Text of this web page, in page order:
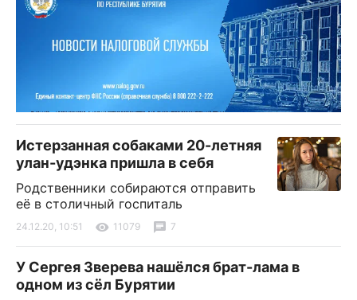
Истерзанная собаками 20-летняя
улан-удэнка пришла в себя
Родственники собираются отправить
её в столичный госпиталь
24.12.20, 10:51 11079 7
У Сергея Зверева нашёлся брат-лама в
одном из сёл Бурятии